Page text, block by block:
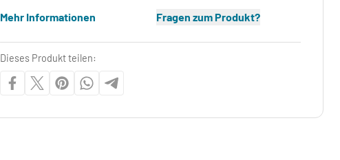
Mehr Informationen Fragen zum Produkt?
Dieses Produkt teilen: